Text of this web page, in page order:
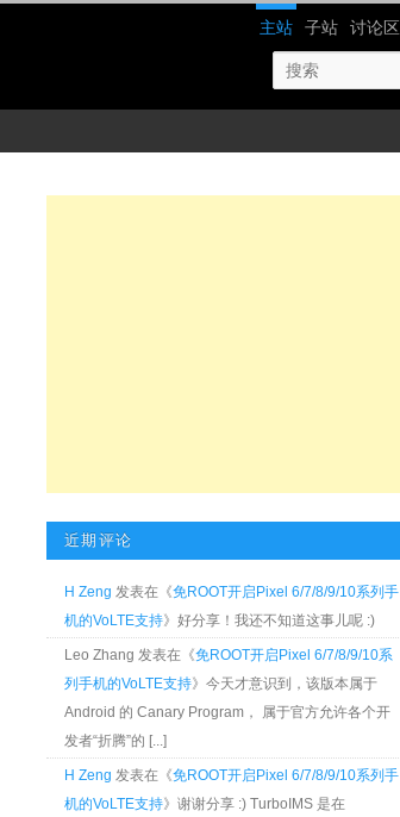
网站导航
主站 子站 讨论区
近期评论
H Zeng 发表在《免ROOT开启Pixel 6/7/8/9/10系列手
机的VoLTE支持》好分享！我还不知道这事儿呢 :)
Leo Zhang 发表在《免ROOT开启Pixel 6/7/8/9/10系
列手机的VoLTE支持》今天才意识到，该版本属于
Android 的 Canary Program， 属于官方允许各个开
发者“折腾”的 [...]
H Zeng 发表在《免ROOT开启Pixel 6/7/8/9/10系列手
机的VoLTE支持》谢谢分享 :) TurboIMS 是在